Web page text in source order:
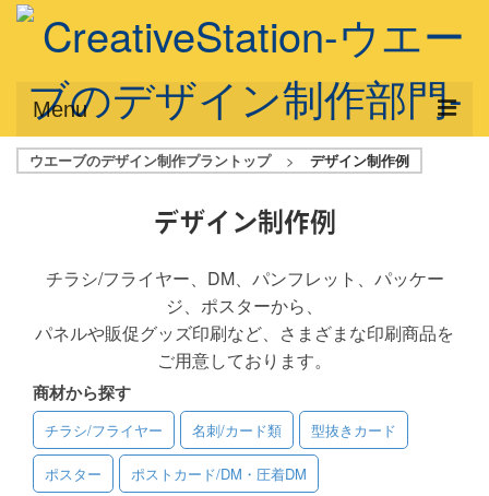
Menu
サービス概要
デザインプラン
フルデザイン
データ修正
写真からイラスト作成
デザイン制作例
ご利用料金
ウエーブのデザイン制作プラントップ > デザイン制作例
デザイン制作例
チラシ/フライヤー、DM、パンフレット、パッケー
ジ、ポスターから、
パネルや販促グッズ印刷など、さまざまな印刷商品を
ご用意しております。
商材から探す
チラシ/フライヤー 名刺/カード類 型抜きカード
ポスター ポストカード/DM・圧着DM